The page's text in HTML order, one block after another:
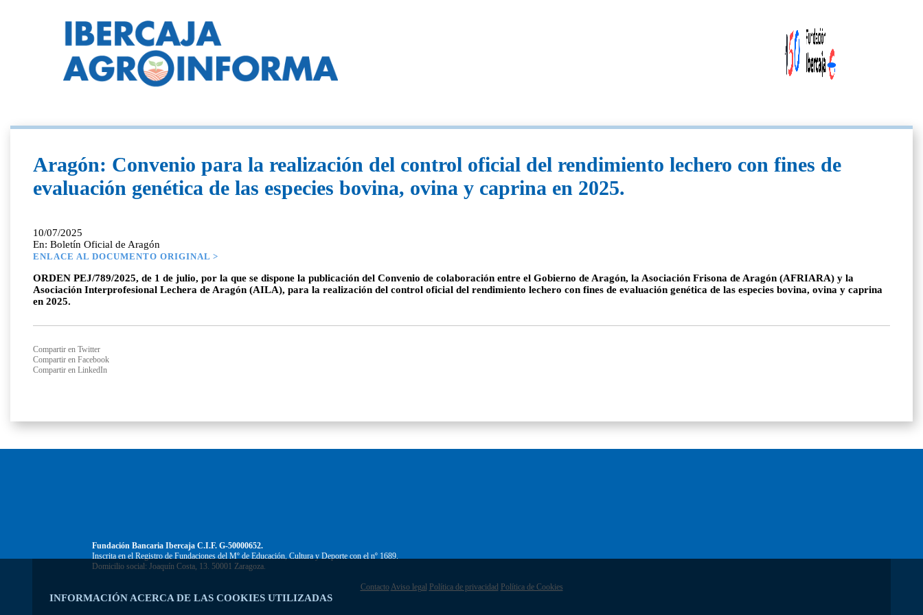
INFORMACIÓN ACERCA DE LAS COOKIES UTILIZADAS
Aragón: Convenio para la realización del control oficial del rendimiento lechero con fines de
evaluación genética de las especies bovina, ovina y caprina en 2025.
10/07/2025
En: Boletín Oficial de Aragón
ENLACE AL DOCUMENTO ORIGINAL >
ORDEN PEJ/789/2025, de 1 de julio, por la que se dispone la publicación del Convenio de colaboración entre el Gobierno de Aragón, la Asociación Frisona de Aragón (AFRIARA) y la
Asociación Interprofesional Lechera de Aragón (AILA), para la realización del control oficial del rendimiento lechero con fines de evaluación genética de las especies bovina, ovina y caprina
en 2025.
Compartir en Twitter
Compartir en Facebook
Compartir en LinkedIn
Fundación Bancaria Ibercaja C.I.F. G-50000652.
Inscrita en el Registro de Fundaciones del Mº de Educación, Cultura y Deporte con el nº 1689.
Domicilio social: Joaquín Costa, 13. 50001 Zaragoza.
Contacto Aviso legal Política de privacidad Política de Cookies